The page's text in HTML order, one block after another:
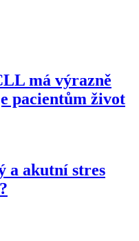
má výrazně
pacientům život
a akutní stres